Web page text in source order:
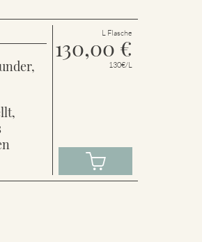
L Flasche
130,00 €
130€/L